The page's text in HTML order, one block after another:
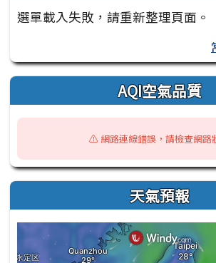
選單載入失敗，請重新整理頁面。
AQI空氣品質
⚠️ 網路連線錯誤，請檢查網路
天氣預報